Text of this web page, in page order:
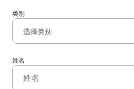
类别
选择类别
姓名